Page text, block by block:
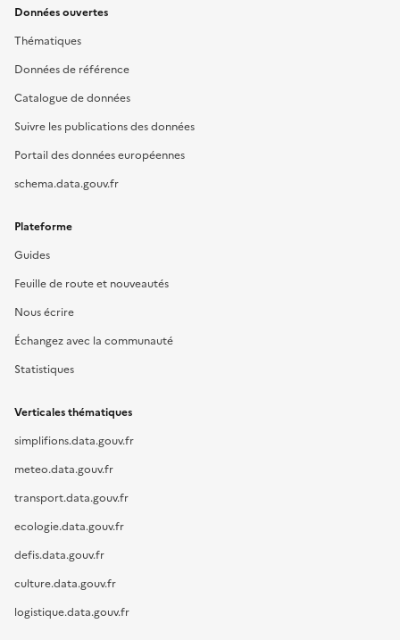
Données ouvertes
Thématiques
Données de référence
Catalogue de données
Suivre les publications des données
Portail des données européennes
schema.data.gouv.fr
Plateforme
Guides
Feuille de route et nouveautés
Nous écrire
Échangez avec la communauté
Statistiques
Verticales thématiques
simplifions.data.gouv.fr
meteo.data.gouv.fr
transport.data.gouv.fr
ecologie.data.gouv.fr
defis.data.gouv.fr
culture.data.gouv.fr
logistique.data.gouv.fr